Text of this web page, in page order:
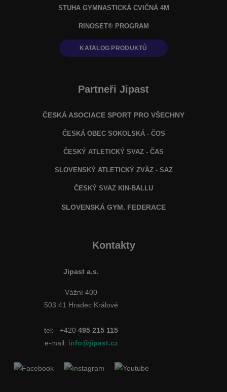
STUHA GYMNASTICKÁ CVIČNÁ 4M
RINOSET® PROGRAM
KATALOG PRODUKTŮ
Partneři Jipast
ČESKÁ ASOCIACE SPORT PRO VŠECHNY
ČESKÁ OBEC SOKOLSKÁ - ČOS
ČESKÝ ATLETICKÝ SVAZ - ČAS
SLOVENSKÝ ATLETICKÝ ZVÄZ- SAZ
ČESKÝ SVAZ KIN-BALLU
SLOVENSKÁ GYM. FEDERACE
Kontakty
Jipast a.s.
Vážní 400
503 41 Hradec Králové
tel: +420 495 215 115
e-mail: info@jipast.cz